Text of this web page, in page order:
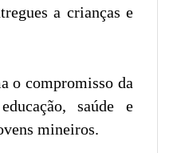
a crianças e
o compromisso da
saúde e
mineiros.